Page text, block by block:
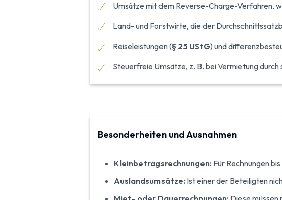
Umsätze mit dem Reverse-Charge-Verfahren,
Land- und Forstwirte, die der
Reiseleistungen (§ 25 UStG) und
Steuerfreie Umsätze, z. B. bei Vermietung
Besonderheiten und Ausnahmen
Kleinbetragsrechnungen: Für Rechnungen
Auslandsumsätze: Ist einer der Beteiligten